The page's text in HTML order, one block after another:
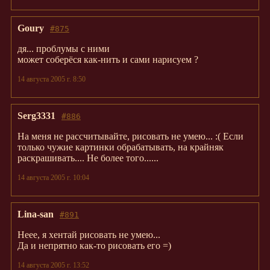
#875
Goury
дя... проблумы с ними
может соберёся как-нить и сами нарисуем ?
14 августа 2005 г. 8:50
#886
Serg3331
На меня не рассчитывайте, рисовать не умею... :( Если
только чужие картинки обрабатывать, на крайняк
раскрашивать.... Не более того......
14 августа 2005 г. 10:04
#891
Lina-san
Неее, я хентай рисовать не умею...
Да и непрятно как-то рисовать его =)
14 августа 2005 г. 13:52